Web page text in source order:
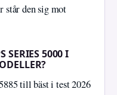
står den sig mot
SERIES 5000 I
till bäst i test 2026